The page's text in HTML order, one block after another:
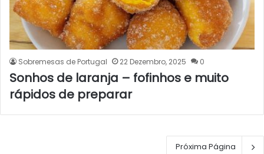
Sobremesas de Portugal 22 Dezembro, 2025 0
Sonhos de laranja – fofinhos e muito
rápidos de preparar
Próxima Página